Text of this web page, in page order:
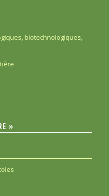
biotechnologiques,
»